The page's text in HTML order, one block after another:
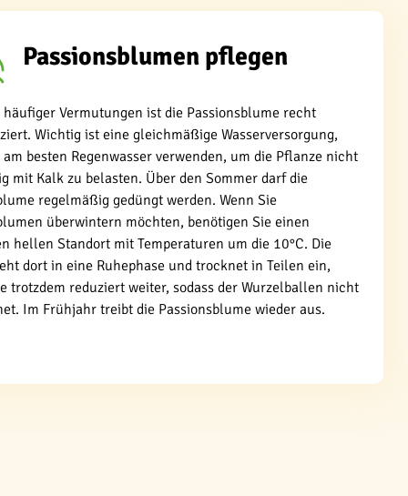
Passionsblumen pflegen
häufiger Vermutungen ist die Passionsblume recht
Wichtig ist eine gleichmäßige Wasserversorgung,
am besten Regenwasser verwenden, um die Pflanze nicht
mit Kalk zu belasten. Über den Sommer darf die
regelmäßig gedüngt werden. Wenn Sie
überwintern möchten, benötigen Sie einen
hellen Standort mit Temperaturen um die 10°C. Die
dort in eine Ruhephase und trocknet in Teilen ein,
trotzdem reduziert weiter, sodass der Wurzelballen nicht
Im Frühjahr treibt die Passionsblume wieder aus.